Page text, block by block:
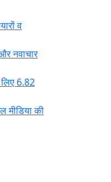
व
नवाचार
6.82
मीडिया की